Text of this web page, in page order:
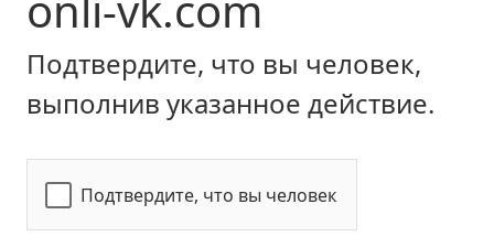
Подтвердите, что вы человек,
выполнив указанное действие.
Подтвердите, что вы человек